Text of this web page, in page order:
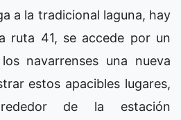
a la tradicional laguna, hay
ruta 41, se accede por un
navarrenses una nueva
estos apacibles lugares,
de la estación